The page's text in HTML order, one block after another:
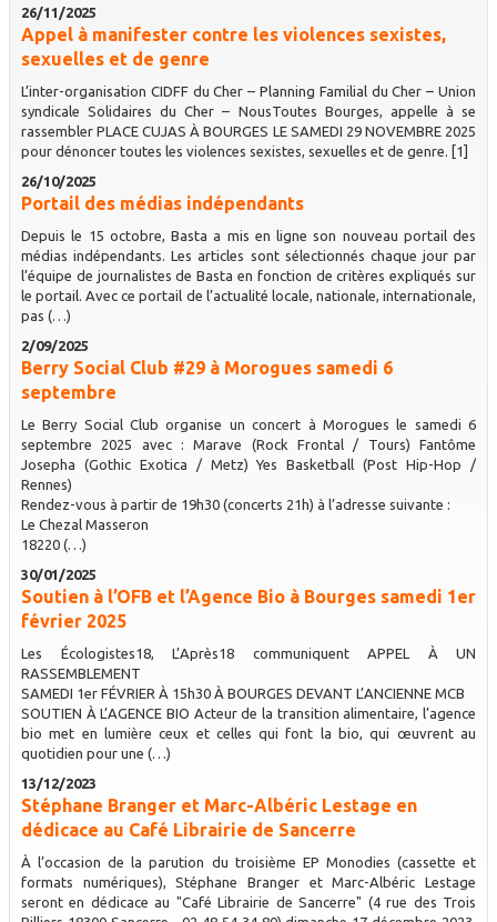
26/11/2025
Appel à manifester contre les violences sexistes,
sexuelles et de genre
L’inter-organisation CIDFF du Cher – Planning Familial du Cher – Union
syndicale Solidaires du Cher – NousToutes Bourges, appelle à se
rassembler PLACE CUJAS À BOURGES LE SAMEDI 29 NOVEMBRE 2025
pour dénoncer toutes les violences sexistes, sexuelles et de genre. [1]
26/10/2025
Portail des médias indépendants
Depuis le 15 octobre, Basta a mis en ligne son nouveau portail des
médias indépendants. Les articles sont sélectionnés chaque jour par
l’équipe de journalistes de Basta en fonction de critères expliqués sur
le portail. Avec ce portail de l’actualité locale, nationale, internationale,
pas (…)
2/09/2025
Berry Social Club #29 à Morogues samedi 6
septembre
Le Berry Social Club organise un concert à Morogues le samedi 6
septembre 2025 avec : Marave (Rock Frontal / Tours) Fantôme
Josepha (Gothic Exotica / Metz) Yes Basketball (Post Hip-Hop /
Rennes)
Rendez-vous à partir de 19h30 (concerts 21h) à l’adresse suivante :
Le Chezal Masseron
18220 (…)
30/01/2025
Soutien à l’OFB et l’Agence Bio à Bourges samedi 1er
février 2025
Les Écologistes18, L’Après18 communiquent APPEL À UN
RASSEMBLEMENT
SAMEDI 1er FÉVRIER À 15h30 À BOURGES DEVANT L’ANCIENNE MCB
SOUTIEN À L’AGENCE BIO Acteur de la transition alimentaire, l’agence
bio met en lumière ceux et celles qui font la bio, qui œuvrent au
quotidien pour une (…)
13/12/2023
Stéphane Branger et Marc-Albéric Lestage en
dédicace au Café Librairie de Sancerre
À l’occasion de la parution du troisième EP Monodies (cassette et
formats numériques), Stéphane Branger et Marc-Albéric Lestage
seront en dédicace au "Café Librairie de Sancerre" (4 rue des Trois